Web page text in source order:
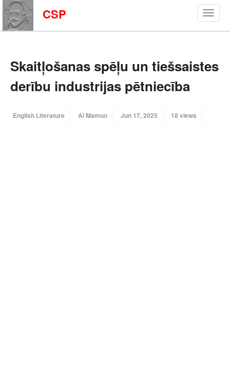
CSP
Skaitļošanas spēļu un tiešsaistes
derību industrijas pētniecība
English Literature Al Mamun Jun 17, 2025 18 views